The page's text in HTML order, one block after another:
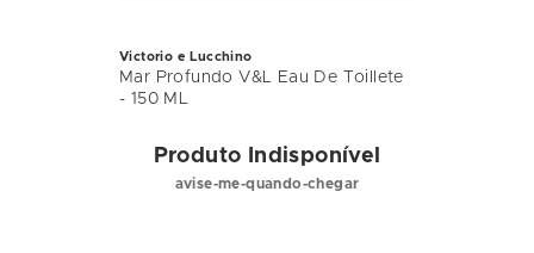
Victorio e Lucchino
Mar Profundo V&L Eau De Toillete
- 150 ML
Produto Indisponível
avise-me-quando-chegar